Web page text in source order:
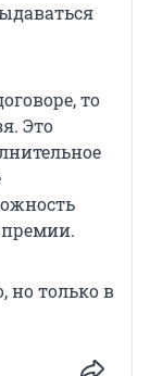
то
Это
но только в